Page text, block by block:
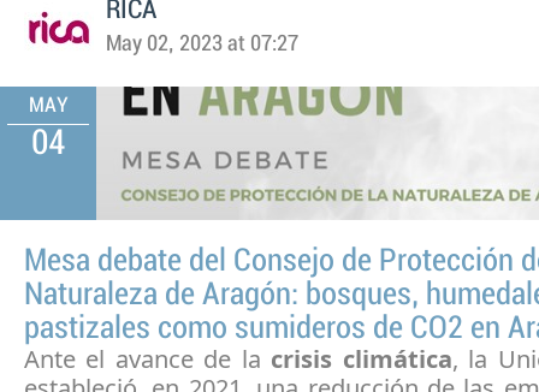
RICA
May 02, 2023 at 07:27
MAY
04
Mesa debate del Consejo de Protección
Naturaleza de Aragón: bosques,
pastizales como sumideros de CO2 en
Ante el avance de la crisis climática, la